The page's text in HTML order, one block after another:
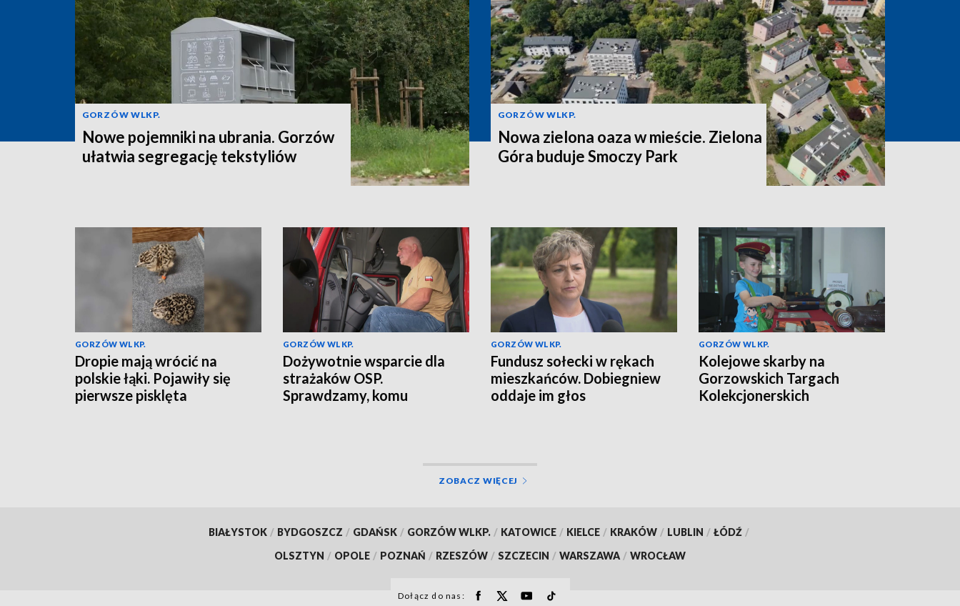
GORZÓW WLKP.
Nowe pojemniki na ubrania. Gorzów
ułatwia segregację tekstyliów
GORZÓW WLKP.
Nowa zielona oaza w mieście. Zielona
Góra buduje Smoczy Park
GORZÓW WLKP.
Dropie mają wrócić na
polskie łąki. Pojawiły się
pierwsze pisklęta
GORZÓW WLKP.
Dożywotnie wsparcie dla
strażaków OSP.
Sprawdzamy, komu
GORZÓW WLKP.
Fundusz sołecki w rękach
mieszkańców. Dobiegniew
oddaje im głos
GORZÓW WLKP.
Kolejowe skarby na
Gorzowskich Targach
Kolekcjonerskich
ZOBACZ WIĘCEJ
BIAŁYSTOK / BYDGOSZCZ / GDAŃSK / GORZÓW WLKP. / KATOWICE / KIELCE / KRAKÓW / LUBLIN / ŁÓDŹ /
OLSZTYN / OPOLE / POZNAŃ / RZESZÓW / SZCZECIN / WARSZAWA / WROCŁAW
Dołącz do nas: